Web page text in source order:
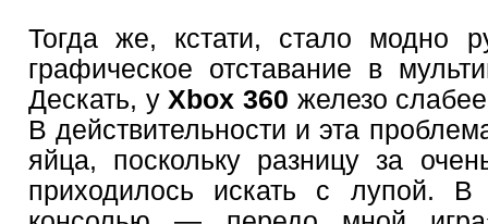
Тогда же, кстати, стало модно
графическое отставание в
Дескать, уXbox 360 железо
В действительности и эта
яйца, поскольку разницу за
приходилось искать с лупой.